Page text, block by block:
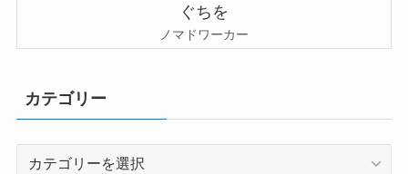
ぐちを
ノマドワーカー
カテゴリー